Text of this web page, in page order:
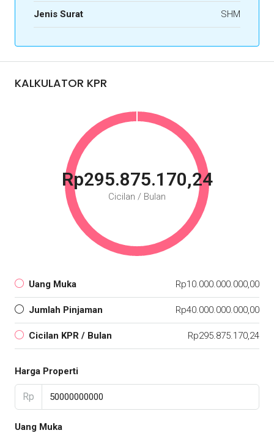
Jenis Surat SHM
KALKULATOR KPR
Rp295.875.170,24
Cicilan / Bulan
Uang Muka Rp10.000.000.000,00
Jumlah Pinjaman Rp40.000.000.000,00
Cicilan KPR / Bulan Rp295.875.170,24
Harga Properti
Rp
Uang Muka